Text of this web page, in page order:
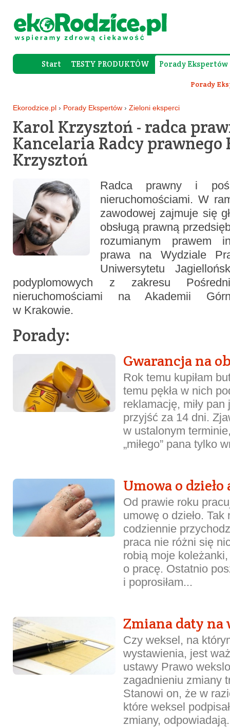
Start TESTY PRODUKTÓW Porady Ekspertów
Forum
Porady
Ekorodzice.pl › Porady Ekspertów › Zieloni eksperci
Karol Krzysztoń - radca
Kancelaria Radcy prawnego
Krzysztoń
Radca prawny i
nieruchomościami. W
zawodowej zajmuje się
obsługą prawną
rozumianym prawem
prawa na Wydziale
Uniwersytetu
podyplomowych z zakresu
nieruchomościami na Akademii
w Krakowie.
Porady:
Gwarancja na
Rok temu kupiłam
temu pękła w nich
reklamację, miły pan
przyjść za 14 dni.
w ustalonym
„miłego” pana tylko
Umowa o
Od prawie roku
umowę o dzieło. Tak
codziennie
praca nie różni się
robią moje
o pracę. Ostatnio
i poprosiłam...
Zmiana daty na
Czy weksel, na
wystawienia, jest
ustawy Prawo
zagadnieniu zmiany
Stanowi on, że w
które weksel
zmiany,